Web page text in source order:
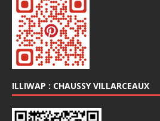
ILLIWAP : CHAUSSY VILLARCEAUX